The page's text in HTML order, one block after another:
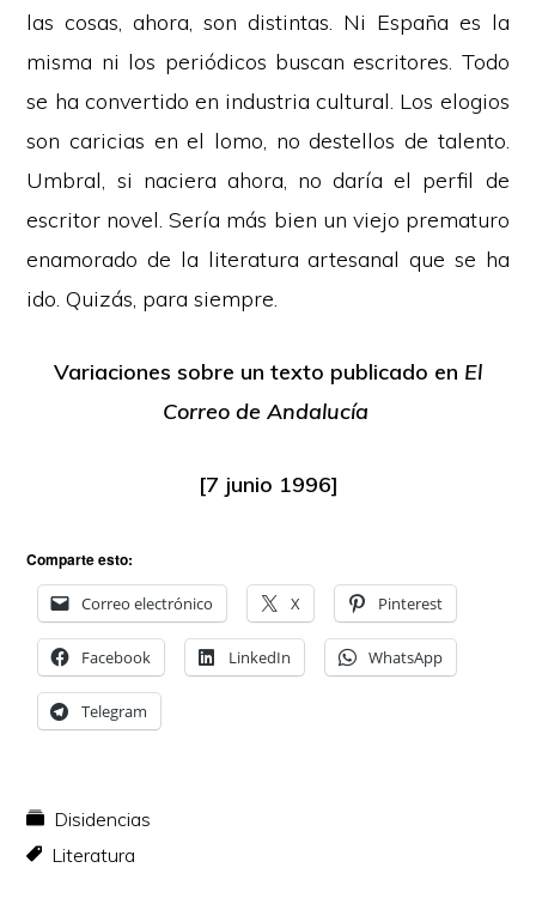
las cosas, ahora, son distintas. Ni España es la
misma ni los periódicos buscan escritores. Todo
se ha convertido en industria cultural. Los elogios
son caricias en el lomo, no destellos de talento.
Umbral, si naciera ahora, no daría el perfil de
escritor novel. Sería más bien un viejo prematuro
enamorado de la literatura artesanal que se ha
ido. Quizás, para siempre.
Variaciones sobre un texto publicado en El
Correo de Andalucía
[7 junio 1996]
Comparte esto:
Correo electrónico X Pinterest
Facebook LinkedIn WhatsApp
Telegram
Disidencias
Literatura